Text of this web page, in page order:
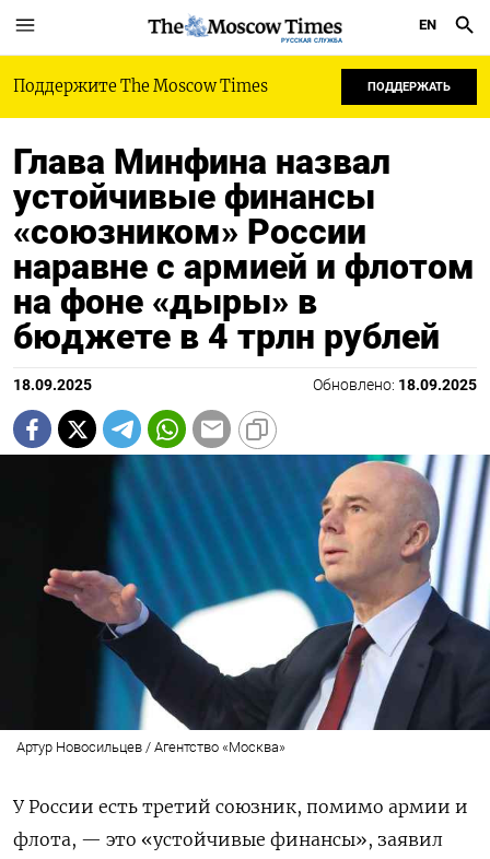
РУССКАЯ СЛУЖБА
EN
Поддержите The Moscow Times ПОДДЕРЖАТЬ
Глава Минфина назвал
устойчивые финансы
«союзником» России
наравне с армией и флотом
на фоне «дыры» в
бюджете в 4 трлн рублей
18.09.2025 Обновлено: 18.09.2025
Артур Новосильцев / Агентство «Москва»
У России есть третий союзник, помимо армии и
флота, — это «устойчивые финансы», заявил